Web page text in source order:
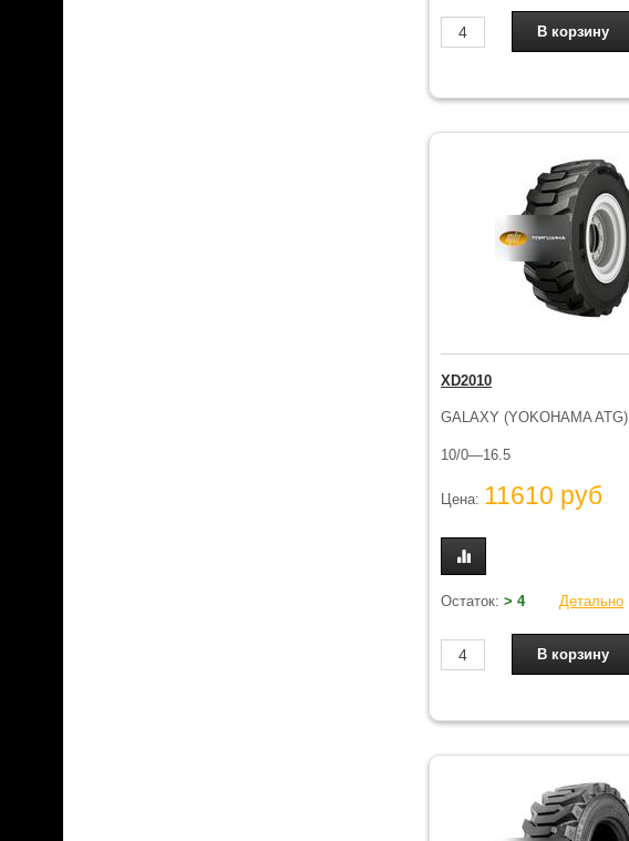
XD2010
GALAXY (YOKOHAMA ATG)
10/0—16.5
Цена: 11610 руб
Остаток: > 4 Детально